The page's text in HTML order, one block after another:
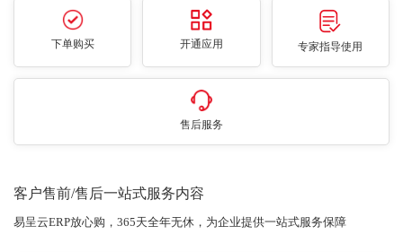
下单购买 开通应用 专家指导使用
售后服务
客户售前/售后一站式服务内容
易呈云ERP放心购，365天全年无休，为企业提供一站式服务保障